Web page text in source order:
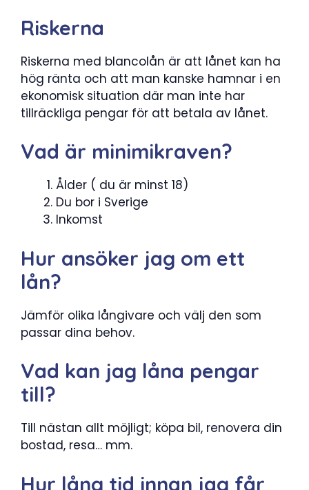
Riskerna
Riskerna med blancolån är att lånet kan ha
hög ränta och att man kanske hamnar i en
ekonomisk situation där man inte har
tillräckliga pengar för att betala av lånet.
Vad är minimikraven?
Ålder ( du är minst 18)
Du bor i Sverige
Inkomst
Hur ansöker jag om ett
lån?
Jämför olika långivare och välj den som
passar dina behov.
Vad kan jag låna pengar
till?
Till nästan allt möjligt; köpa bil, renovera din
bostad, resa… mm.
Hur lång tid innan jag får